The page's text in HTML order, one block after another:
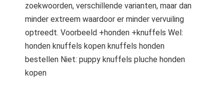
zoekwoorden, verschillende varianten, maar dan
minder extreem waardoor er minder vervuiling
optreedt. Voorbeeld +honden +knuffels Wel:
honden knuffels kopen knuffels honden
bestellen Niet: puppy knuffels pluche honden
kopen